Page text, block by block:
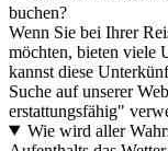
buchen?
Wenn Sie bei Ihrer
möchten, bieten viele
kannst diese
Suche auf unserer
erstattungsfähig"
Wie wird aller